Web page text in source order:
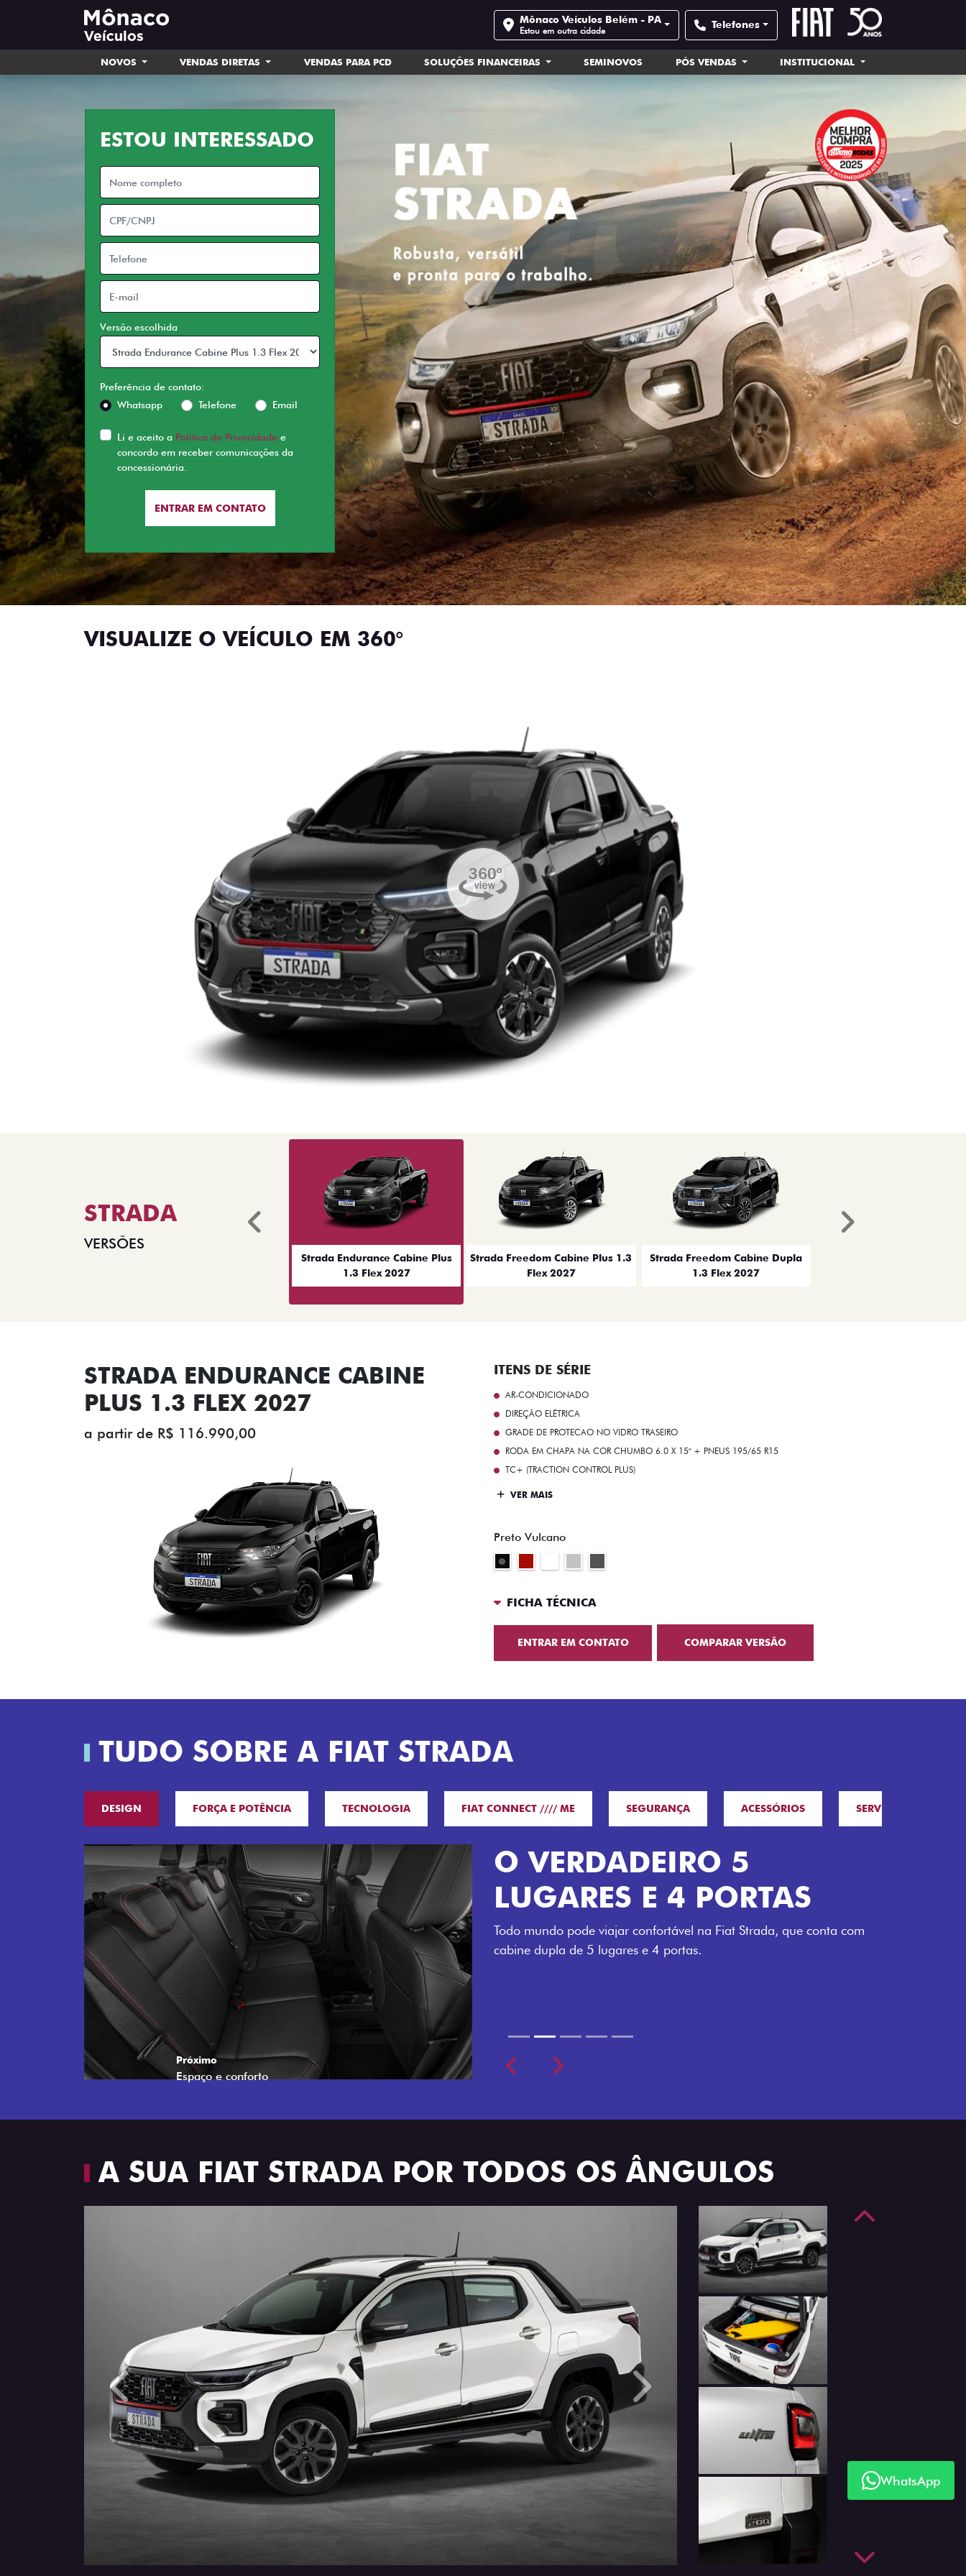
Mônaco Veículos Belém - PA
Estou em outra cidade Telefones
NOVOS VENDAS DIRETAS VENDAS PARA PCD SOLUÇÕES FINANCEIRAS SEMINOVOS PÓS VENDAS INSTITUCIONAL
ESTOU INTERESSADO
Versão escolhida
Preferência de contato:
Whatsapp
Telefone Email
Li e aceito a Política de Privacidade e
concordo em receber comunicações da
concessionária.
ENTRAR EM CONTATO
VISUALIZE O VEÍCULO EM 360°
STRADA
VERSÕES
Strada Endurance Cabine Plus
1.3 Flex 2027
Strada Freedom Cabine Plus 1.3
Flex 2027
Strada Freedom Cabine Dupla
1.3 Flex 2027
Anterior Próximo
STRADA ENDURANCE CABINE
PLUS 1.3 FLEX 2027
a partir de R$ 116.990,00
ITENS DE SÉRIE
AR-CONDICIONADO
DIREÇÃO ELÉTRICA
GRADE DE PROTECAO NO VIDRO TRASEIRO
RODA EM CHAPA NA COR CHUMBO 6.0 X 15" + PNEUS 195/65 R15
TC+ (TRACTION CONTROL PLUS)
VER MAIS
Preto Vulcano
FICHA TÉCNICA
ENTRAR EM CONTATO COMPARAR VERSÃO
TUDO SOBRE A FIAT STRADA
DESIGN FORÇA E POTÊNCIA TECNOLOGIA FIAT CONNECT //// ME SEGURANÇA ACESSÓRIOS SERVIÇOS
O VERDADEIRO 5
LUGARES E 4 PORTAS
Todo mundo pode viajar confortável na Fiat Strada, que conta com
cabine dupla de 5 lugares e 4 portas.
PreviousNext
A SUA FIAT STRADA POR TODOS OS ÂNGULOS
Anterior Próximo
Anterior
WhatsApp